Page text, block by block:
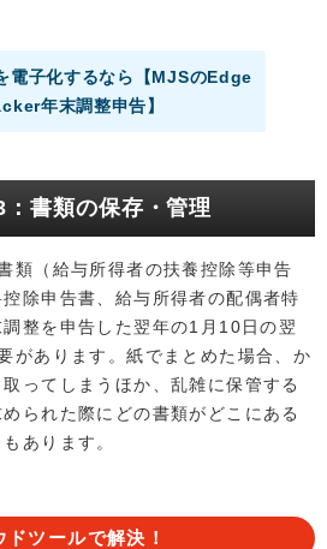
電子化するなら【MJSのEdge
年末調整申告】
書類の保存・管理
類（給与所得者の扶養控除等申告
除申告書、給与所得者の配偶者特
整を申告した翌年の1月10日の翌
があります。紙でまとめた場合、か
ってしまうほか、乱雑に保管する
られた際にどの書類がどこにある
あります。
ドツールで解決！